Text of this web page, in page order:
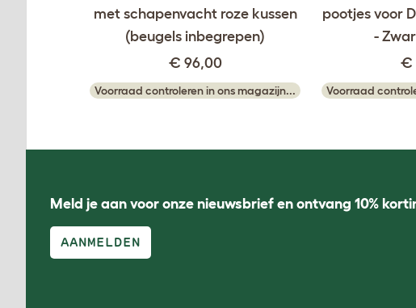
met schapenvacht roze kussen
(beugels inbegrepen)
€ 96,00
Voorraad controleren in ons magazijn...
pootjes voor
-
€
Voorraad
Meld je aan voor onze nieuwsbrief en ontvang 10%
AANMELDEN